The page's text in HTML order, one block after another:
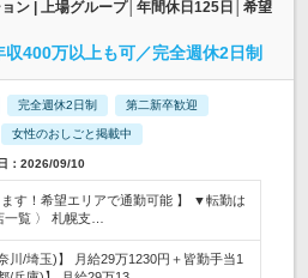
ン | 上場グループ│年間休日125日│希望
400万以上も可／完全週休2日制
完全週休2日制 第二新卒歓迎
女性のおしごと掲載中
：2026/09/10
ます！希望エリアで通勤可能 】 ▼転勤は
一覧 〉 札幌支…
川/埼玉)】 月給29万1230円＋皆勤手当1